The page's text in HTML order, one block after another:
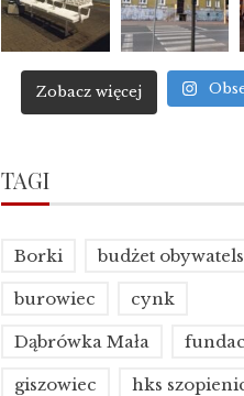
Zobacz więcej
TAGI
Borki budżet
burowiec cynk
Dąbrówka Mała
giszowiec hks